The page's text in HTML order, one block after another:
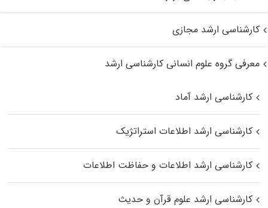
کارشناسی ارشد مجازی
معرفی گروه علوم انسانی کارشناسی ارشد
کارشناسی ارشد آماد
کارشناسی ارشد اطلاعات استراتژیک
کارشناسی ارشد اطلاعات و حفاظت اطلاعات
کارشناسی ارشد علوم قرآن و حدیث